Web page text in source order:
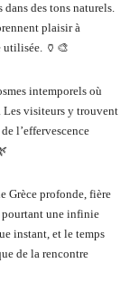
des tons naturels.
plaisir à
utilisée. 🏺🎨
intemporels où
Les visiteurs y trouvent
l’effervescence
Grèce profonde, fière
pourtant une infinie
instant, et le temps
de la rencontre